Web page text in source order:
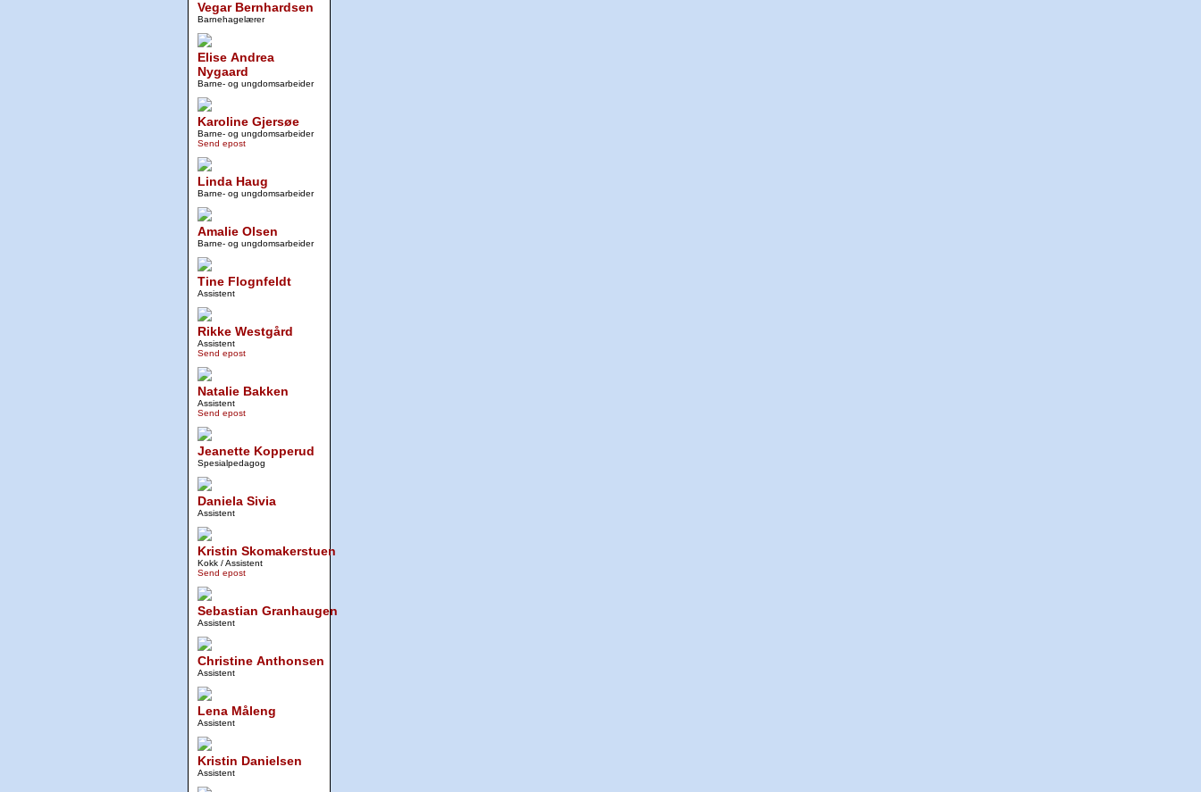
Vegar Bernhardsen
Barnehagelærer
Elise Andrea
Nygaard
Barne- og ungdomsarbeider
Karoline Gjersøe
Barne- og ungdomsarbeider
Send epost
Linda Haug
Barne- og ungdomsarbeider
Amalie Olsen
Barne- og ungdomsarbeider
Tine Flognfeldt
Assistent
Rikke Westgård
Assistent
Send epost
Natalie Bakken
Assistent
Send epost
Jeanette Kopperud
Spesialpedagog
Daniela Sivia
Assistent
Kristin Skomakerstuen
Kokk / Assistent
Send epost
Sebastian Granhaugen
Assistent
Christine Anthonsen
Assistent
Lena Måleng
Assistent
Kristin Danielsen
Assistent